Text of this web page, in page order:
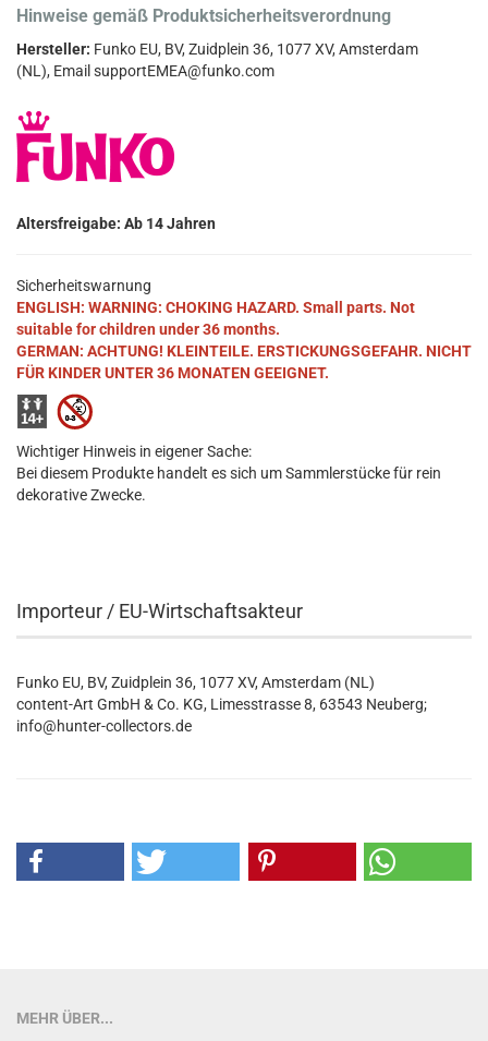
Hinweise gemäß Produktsicherheitsverordnung
Hersteller: Funko EU, BV, Zuidplein 36, 1077 XV, Amsterdam
(NL), Email supportEMEA@funko.com
Altersfreigabe: Ab 14 Jahren
Sicherheitswarnung
ENGLISH: WARNING: CHOKING HAZARD. Small parts. Not
suitable for children under 36 months.
GERMAN: ACHTUNG! KLEINTEILE. ERSTICKUNGSGEFAHR. NICHT
FÜR KINDER UNTER 36 MONATEN GEEIGNET.
Wichtiger Hinweis in eigener Sache:
Bei diesem Produkte handelt es sich um Sammlerstücke für rein
dekorative Zwecke.
Importeur / EU-Wirtschaftsakteur
Funko EU, BV, Zuidplein 36, 1077 XV, Amsterdam (NL)
content-Art GmbH & Co. KG, Limesstrasse 8, 63543 Neuberg;
info@hunter-collectors.de
MEHR ÜBER...